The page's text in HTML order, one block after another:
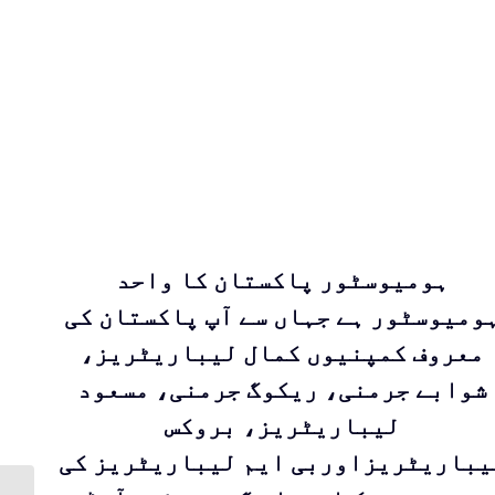
ہومیوسٹور پاکستان کا واحد
ہے جہاں سے آپ پاکستان کی
معروف کمپنیوں کمال لیباریٹریز،
شوابے جرمنی، ریکوگ جرمنی، مسعود
لیباریٹریز، بروکس
ایم لیباریٹریز کی